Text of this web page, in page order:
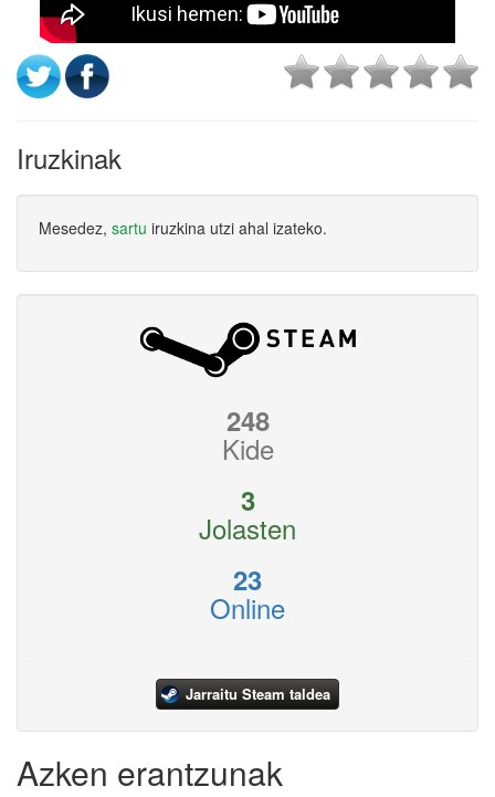
Iruzkinak
Mesedez, sartu iruzkina utzi ahal izateko.
248
Kide
3
Jolasten
23
Online
Jarraitu Steam taldea
Azken erantzunak